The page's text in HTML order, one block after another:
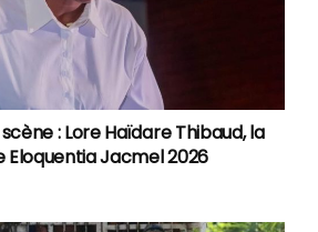
: Lore Haïdare Thibaud, la
Jacmel 2026